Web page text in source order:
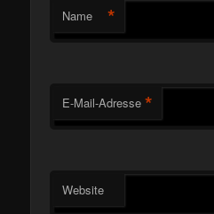
Name *
E-Mail-Adresse *
Website